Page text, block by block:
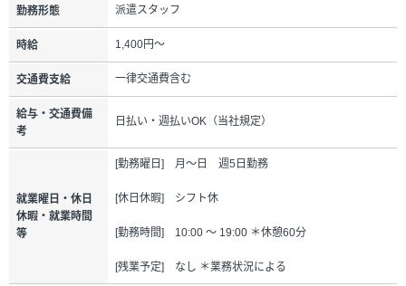
勤務形態 派遣スタッフ
時給 1,400円～
交通費支給 一律交通費含む
給与・交通費備
考
日払い・週払いOK（当社規定）
就業曜日・休日
休暇・就業時間
等
[勤務曜日] 月～日 週5日勤務
[休日休暇] シフト休
[勤務時間] 10:00 ～ 19:00 ＊休憩60分
[残業予定] なし ＊業務状況による